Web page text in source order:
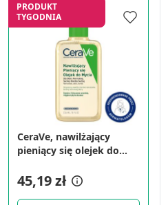
PRODUKT
TYGODNIA
CeraVe, nawilżający
pieniący się olejek do
45,19 zł